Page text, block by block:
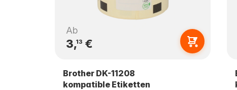
Ab
3,13€
Brother DK-11208
kompatible Etiketten